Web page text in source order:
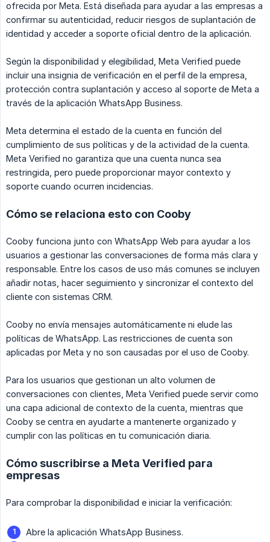
ofrecida por Meta. Está diseñada para ayudar a las empresas a
confirmar su autenticidad, reducir riesgos de suplantación de
identidad y acceder a soporte oficial dentro de la aplicación.
Según la disponibilidad y elegibilidad, Meta Verified puede
incluir una insignia de verificación en el perfil de la empresa,
protección contra suplantación y acceso al soporte de Meta a
través de la aplicación WhatsApp Business.
Meta determina el estado de la cuenta en función del
cumplimiento de sus políticas y de la actividad de la cuenta.
Meta Verified no garantiza que una cuenta nunca sea
restringida, pero puede proporcionar mayor contexto y
soporte cuando ocurren incidencias.
Cómo se relaciona esto con Cooby
Cooby funciona junto con WhatsApp Web para ayudar a los
usuarios a gestionar las conversaciones de forma más clara y
responsable. Entre los casos de uso más comunes se incluyen
añadir notas, hacer seguimiento y sincronizar el contexto del
cliente con sistemas CRM.
Cooby no envía mensajes automáticamente ni elude las
políticas de WhatsApp. Las restricciones de cuenta son
aplicadas por Meta y no son causadas por el uso de Cooby.
Para los usuarios que gestionan un alto volumen de
conversaciones con clientes, Meta Verified puede servir como
una capa adicional de contexto de la cuenta, mientras que
Cooby se centra en ayudarte a mantenerte organizado y
cumplir con las políticas en tu comunicación diaria.
Cómo suscribirse a Meta Verified para
empresas
Para comprobar la disponibilidad e iniciar la verificación:
Abre la aplicación WhatsApp Business.